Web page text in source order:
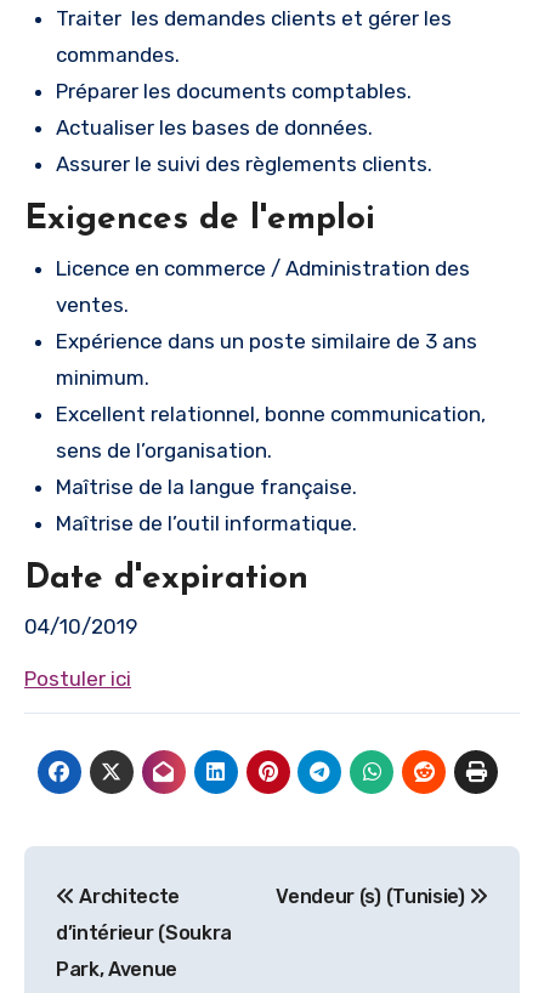
Traiter les demandes clients et gérer les
commandes.
Préparer les documents comptables.
Actualiser les bases de données.
Assurer le suivi des règlements clients.
Exigences de l'emploi
Licence en commerce / Administration des
ventes.
Expérience dans un poste similaire de 3 ans
minimum.
Excellent relationnel, bonne communication,
sens de l’organisation.
Maîtrise de la langue française.
Maîtrise de l’outil informatique.
Date d'expiration
04/10/2019
Postuler ici
de
l’article
Architecte
d’intérieur (Soukra
Park, Avenue
Vendeur (s) (Tunisie)